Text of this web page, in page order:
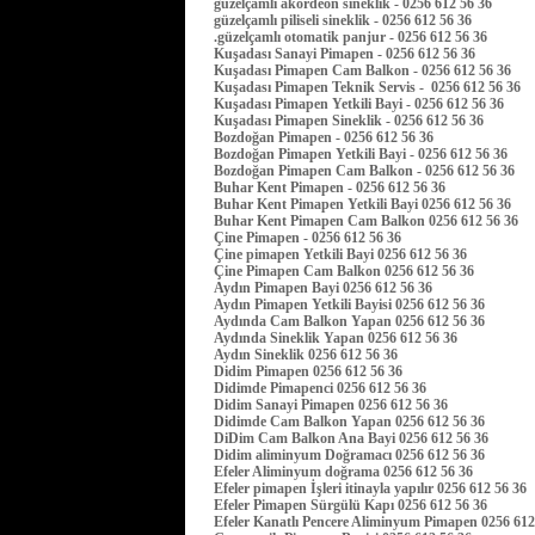
güzelçamlı akordeon sineklik - 0256 612 56 36
güzelçamlı piliseli sineklik - 0256 612 56 36
.güzelçamlı otomatik panjur - 0256 612 56 36
Kuşadası Sanayi Pimapen - 0256 612 56 36
Kuşadası Pimapen Cam Balkon - 0256 612 56 36
Kuşadası Pimapen Teknik Servis - 0256 612 56 36
Kuşadası Pimapen Yetkili Bayi - 0256 612 56 36
Kuşadası Pimapen Sineklik - 0256 612 56 36
Bozdoğan Pimapen - 0256 612 56 36
Bozdoğan Pimapen Yetkili Bayi - 0256 612 56 36
Bozdoğan Pimapen Cam Balkon - 0256 612 56 36
Buhar Kent Pimapen - 0256 612 56 36
Buhar Kent Pimapen Yetkili Bayi 0256 612 56 36
Buhar Kent Pimapen Cam Balkon 0256 612 56 36
Çine Pimapen - 0256 612 56 36
Çine pimapen Yetkili Bayi 0256 612 56 36
Çine Pimapen Cam Balkon 0256 612 56 36
Aydın Pimapen Bayi 0256 612 56 36
Aydın Pimapen Yetkili Bayisi 0256 612 56 36
Aydında Cam Balkon Yapan 0256 612 56 36
Aydında Sineklik Yapan 0256 612 56 36
Aydın Sineklik 0256 612 56 36
Didim Pimapen 0256 612 56 36
Didimde Pimapenci 0256 612 56 36
Didim Sanayi Pimapen 0256 612 56 36
Didimde Cam Balkon Yapan 0256 612 56 36
DiDim Cam Balkon Ana Bayi 0256 612 56 36
Didim aliminyum Doğramacı 0256 612 56 36
Efeler Aliminyum doğrama 0256 612 56 36
Efeler pimapen İşleri itinayla yapılır 0256 612 56 36
Efeler Pimapen Sürgülü Kapı 0256 612 56 36
Efeler Kanatlı Pencere Aliminyum Pimapen 0256